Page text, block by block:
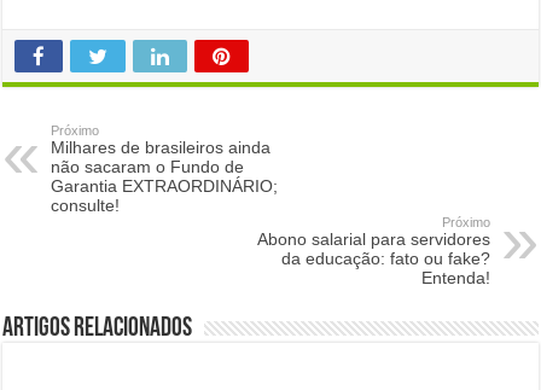
Próximo
Milhares de brasileiros ainda
não sacaram o Fundo de
Garantia EXTRAORDINÁRIO;
consulte!
Próximo
Abono salarial para servidores
da educação: fato ou fake?
Entenda!
Artigos Relacionados